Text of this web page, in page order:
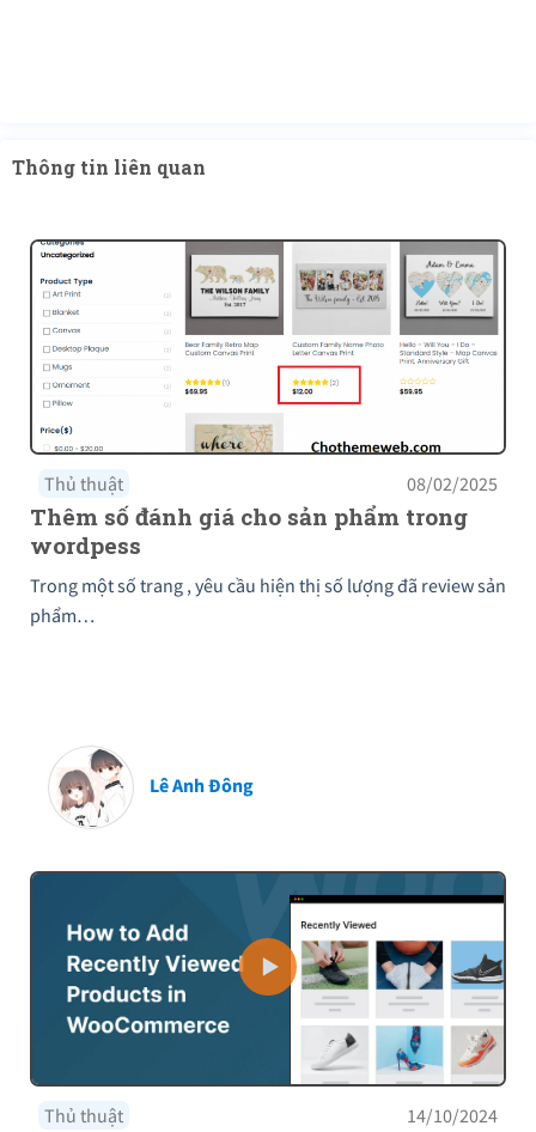
Thông tin liên quan
Thủ thuật 08/02/2025
Thêm số đánh giá cho sản phẩm trong
wordpess
Trong một số trang , yêu cầu hiện thị số lượng đã review sản
phẩm…
Lê Anh Đông
Thủ thuật 14/10/2024